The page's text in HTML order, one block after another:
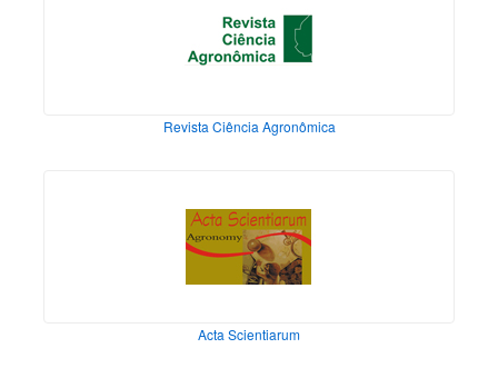
Revista Ciência Agronômica
Acta Scientiarum